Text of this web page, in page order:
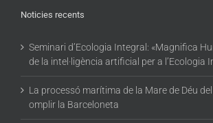
Noticies recents
Seminari d’Ecologia Integral: «Magnifica
de la intel·ligència artificial per a l’Ecologia
La processó marítima de la Mare de Déu
omplir la Barceloneta